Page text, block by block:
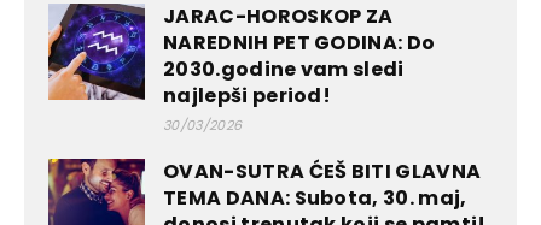
JARAC-HOROSKOP ZA
NAREDNIH PET GODINA: Do
2030.godine vam sledi
najlepši period!
30/03/2026
OVAN-SUTRA ĆEŠ BITI GLAVNA
TEMA DANA: Subota, 30. maj,